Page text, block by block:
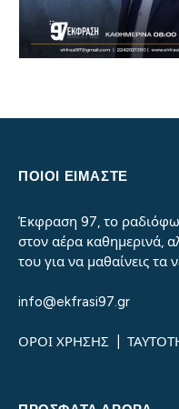
ΠΟΙΟΙ ΕΙΜΑΣΤΕ
Έκφραση 97, το
στον αέρα καθημερινά,
του για να μαθαίνεις τα
info@ekfrasi97.gr
ΟΡΟΙ ΧΡΗΣΗΣ